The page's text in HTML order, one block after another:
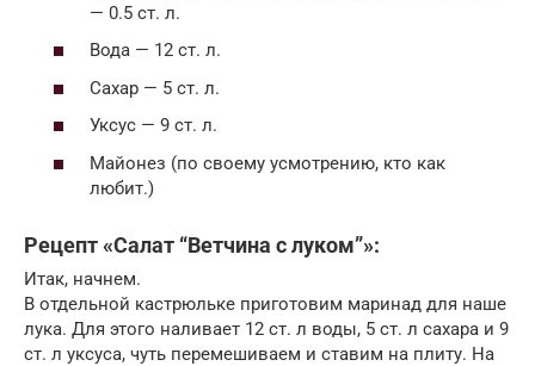
— 0.5 ст. л.
Вода — 12 ст. л.
Сахар — 5 ст. л.
Уксус — 9 ст. л.
Майонез (по своему усмотрению, кто как
любит.)
Рецепт «Салат “Ветчина с луком”»:
Итак, начнем.
В отдельной кастрюльке приготовим маринад для наше
лука. Для этого наливает 12 ст. л воды, 5 ст. л сахара и 9
ст. л уксуса, чуть перемешиваем и ставим на плиту. На